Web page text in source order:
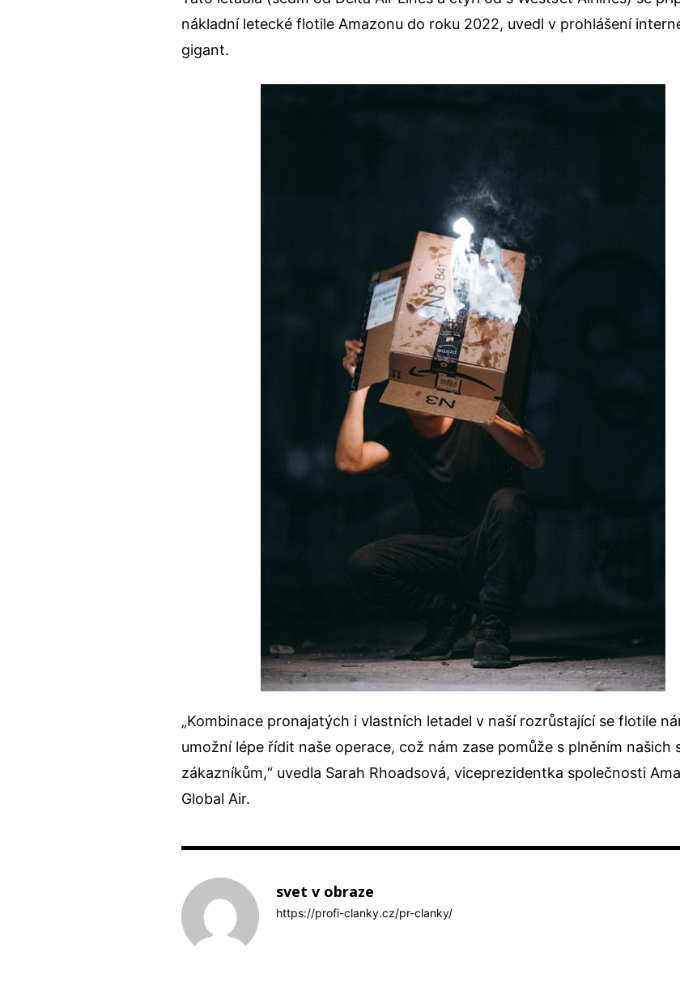
nákladní letecké flotile Amazonu do roku 2022, uvedl v prohlášení
gigant.
„Kombinace pronajatých i vlastních letadel v naší rozrůstající se flotile
umožní lépe řídit naše operace, což nám zase pomůže s plněním našich
zákazníkům,“ uvedla Sarah Rhoadsová, viceprezidentka společnosti
Global Air.
svet v obraze
https://profi-clanky.cz/pr-clanky/